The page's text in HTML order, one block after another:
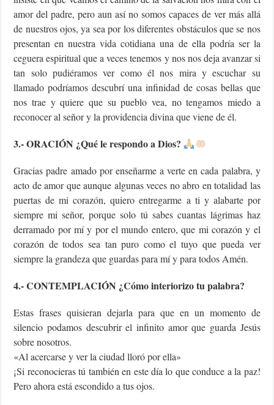
amor del padre, pero aun así no somos capaces de ver más allá
de nuestros ojos, ya sea por los diferentes obstáculos que se nos
presentan en nuestra vida cotidiana una de ella podría ser la
ceguera espiritual que a veces tenemos y nos nos deja avanzar si
tan solo pudiéramos ver como él nos mira y escuchar su
llamado podríamos descubrí una infinidad de cosas bellas que
nos trae y quiere que su pueblo vea, no tengamos miedo a
reconocer al señor y la providencia divina que viene de él.
3.- ORACIÓN ¿Qué le respondo a Dios?
Gracias padre amado por enseñarme a verte en cada palabra, y
acto de amor que aunque algunas veces no abro en totalidad las
puertas de mi corazón, quiero entregarme a ti y alabarte por
siempre mi señor, porque solo tú sabes cuantas lágrimas haz
derramado por mí y por el mundo entero, que mi corazón y el
corazón de todos sea tan puro como el tuyo que pueda ver
siempre la grandeza que guardas para mí y para todos Amén.
4.- CONTEMPLACIÓN ¿Cómo interiorizo tu palabra?
Estas frases quisieran dejarla para que en un momento de
silencio podamos descubrir el infinito amor que guarda Jesús
sobre nosotros.
«Al acercarse y ver la ciudad lloró por ella»
¡Si reconocieras tú también en este día lo que conduce a la paz!
Pero ahora está escondido a tus ojos.